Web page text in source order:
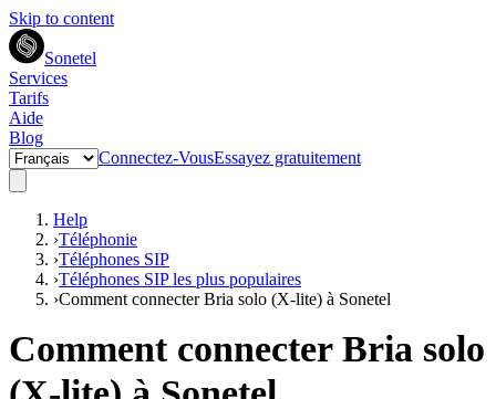
Skip to content
Sonetel
Services
Tarifs
Aide
Blog
Connectez-VousEssayez gratuitement
Help
›Téléphonie
›Téléphones SIP
›Téléphones SIP les plus populaires
›Comment connecter Bria solo (X-lite) à Sonetel
Comment connecter Bria solo